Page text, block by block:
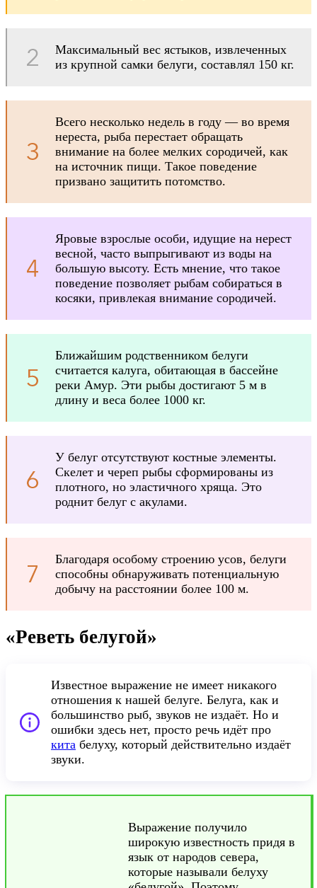
Максимальный вес ястыков, извлеченных
из крупной самки белуги, составлял 150 кг.
Всего несколько недель в году — во время
нереста, рыба перестает обращать
внимание на более мелких сородичей, как
на источник пищи. Такое поведение
призвано защитить потомство.
Яровые взрослые особи, идущие на нерест
весной, часто выпрыгивают из воды на
большую высоту. Есть мнение, что такое
поведение позволяет рыбам собираться в
косяки, привлекая внимание сородичей.
Ближайшим родственником белуги
считается калуга, обитающая в бассейне
реки Амур. Эти рыбы достигают 5 м в
длину и веса более 1000 кг.
У белуг отсутствуют костные элементы.
Скелет и череп рыбы сформированы из
плотного, но эластичного хряща. Это
роднит белуг с акулами.
Благодаря особому строению усов, белуги
способны обнаруживать потенциальную
добычу на расстоянии более 100 м.
«Реветь белугой»
Известное выражение не имеет никакого
отношения к нашей белуге. Белуга, как и
большинство рыб, звуков не издаёт. Но и
ошибки здесь нет, просто речь идёт про
кита белуху, который действительно издаёт
звуки.
Выражение получило
широкую известность придя в
язык от народов севера,
которые называли белуху